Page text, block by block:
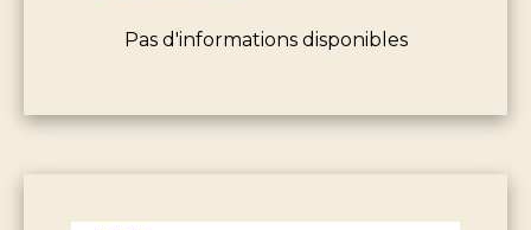
Pas d'informations disponibles